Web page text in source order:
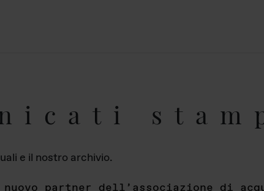
e il nostro archivio.
nuovo partner dell’associazione di